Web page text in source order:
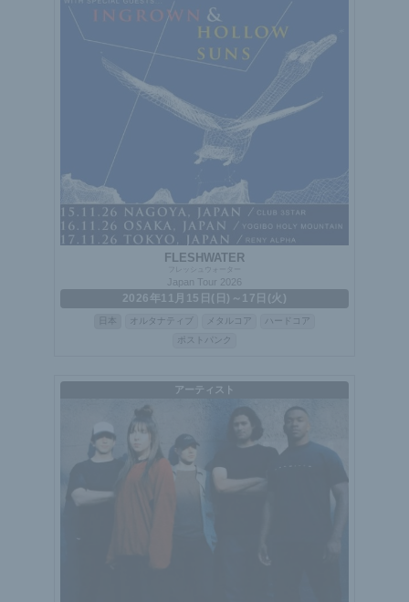
FLESHWATER
フレッシュウォーター
Japan Tour 2026
2026年11月15日(日)～17日(火)
オルタナティブ メタルコア
ハードコア
ポストパンク
アーティスト